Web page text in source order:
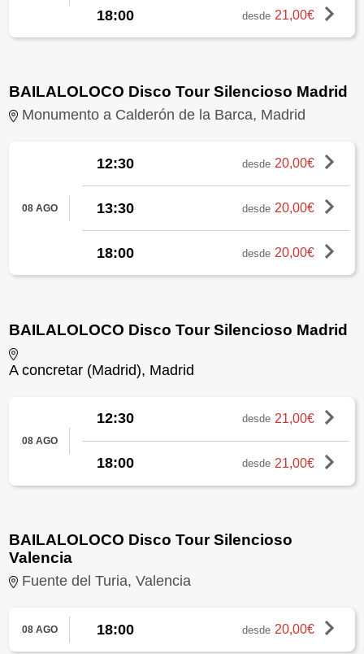
18:00 desde 21,00€
BAILALOLOCO Disco Tour Silencioso Madrid
Monumento a Calderón de la Barca, Madrid
08 AGO
12:30 desde 20,00€
13:30 desde 20,00€
18:00 desde 20,00€
BAILALOLOCO Disco Tour Silencioso Madrid
A concretar (Madrid), Madrid
08 AGO
12:30 desde 21,00€
18:00 desde 21,00€
BAILALOLOCO Disco Tour Silencioso
Valencia
Fuente del Turia, Valencia
08 AGO 18:00 desde 20,00€